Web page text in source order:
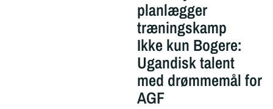
planlægger
træningskamp
Ikke kun Bogere:
Ugandisk talent
med drømmemål for
AGF